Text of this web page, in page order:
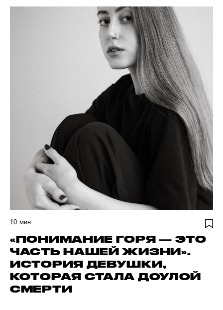
10 мин
«ПОНИМАНИЕ ГОРЯ — ЭТО
ЧАСТЬ НАШЕЙ ЖИЗНИ».
ИСТОРИЯ ДЕВУШКИ,
КОТОРАЯ СТАЛА ДОУЛОЙ
СМЕРТИ